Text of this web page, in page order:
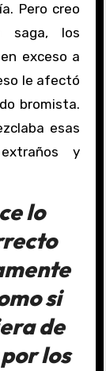
Pero creo
saga, los
exceso a
le afectó
bromista.
esas
y
lo
si
de
los